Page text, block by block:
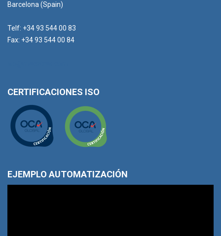
Barcelona (Spain)
Telf: +34 93 544 00 83
Fax: +34 93 544 00 84
CERTIFICACIONES ISO
EJEMPLO AUTOMATIZACIÓN